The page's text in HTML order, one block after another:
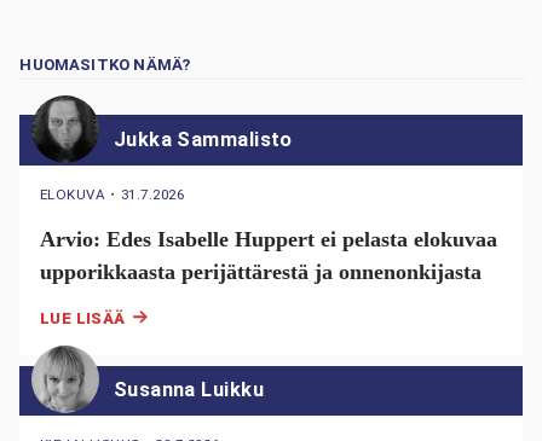
HUOMASITKO NÄMÄ?
Jukka Sammalisto
ELOKUVA ・ 31.7.2026
Arvio: Edes Isabelle Huppert ei pelasta elokuvaa
upporikkaasta perijättärestä ja onnenonkijasta
LUE LISÄÄ
Susanna Luikku